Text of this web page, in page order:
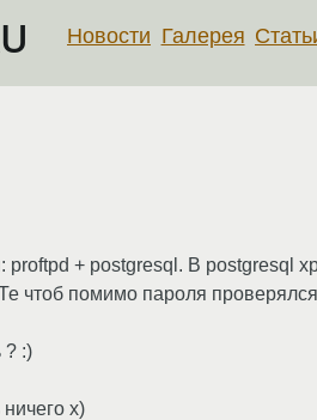
Новости Галерея
proftpd + postgresql. В postgresql
чтоб помимо пароля
? :)
ничего x)